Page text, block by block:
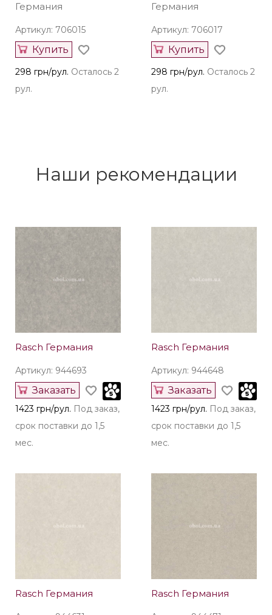
Германия
Артикул: 706015
Купить
298 грн/рул. Осталось 2
рул.
Германия
Артикул: 706017
Купить
298 грн/рул. Осталось 2
рул.
Наши рекомендации
Rasch Германия
Артикул: 944693
Заказать
1423 грн/рул. Под заказ,
срок поставки до 1,5
мес.
Rasch Германия
Артикул: 944648
Заказать
1423 грн/рул. Под заказ,
срок поставки до 1,5
мес.
Rasch Германия Rasch Германия